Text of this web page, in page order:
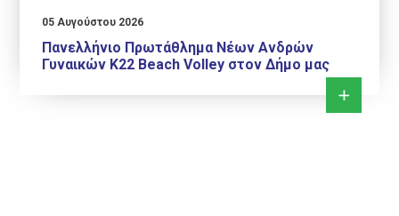
05 Αυγούστου 2026
Πανελλήνιο Πρωτάθλημα Νέων Ανδρών
Γυναικών Κ22 Beach Volley στον Δήμο μας